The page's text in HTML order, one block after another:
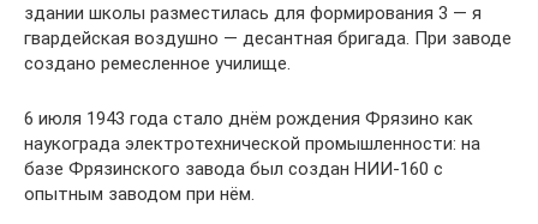
здании школы разместилась для формирования 3 — я
гвардейская воздушно — десантная бригада. При заводе
создано ремесленное училище.
6 июля 1943 года стало днём рождения Фрязино как
наукограда электротехнической промышленности: на
базе Фрязинского завода был создан НИИ-160 с
опытным заводом при нём.